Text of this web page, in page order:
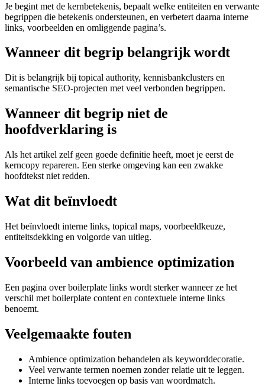
Je begint met de kernbetekenis, bepaalt welke entiteiten en verwante
begrippen die betekenis ondersteunen, en verbetert daarna interne
links, voorbeelden en omliggende pagina’s.
Wanneer dit begrip belangrijk wordt
Dit is belangrijk bij topical authority, kennisbankclusters en
semantische SEO-projecten met veel verbonden begrippen.
Wanneer dit begrip niet de
hoofdverklaring is
Als het artikel zelf geen goede definitie heeft, moet je eerst de
kerncopy repareren. Een sterke omgeving kan een zwakke
hoofdtekst niet redden.
Wat dit beïnvloedt
Het beïnvloedt interne links, topical maps, voorbeeldkeuze,
entiteitsdekking en volgorde van uitleg.
Voorbeeld van ambience optimization
Een pagina over boilerplate links wordt sterker wanneer ze het
verschil met boilerplate content en contextuele interne links
benoemt.
Veelgemaakte fouten
Ambience optimization behandelen als keyworddecoratie.
Veel verwante termen noemen zonder relatie uit te leggen.
Interne links toevoegen op basis van woordmatch.